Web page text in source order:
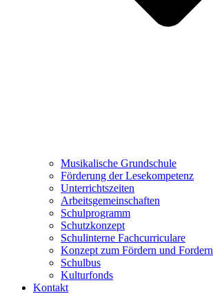
Musikalische Grundschule
Förderung der Lesekompetenz
Unterrichtszeiten
Arbeitsgemeinschaften
Schulprogramm
Schutzkonzept
Schulinterne Fachcurriculare
Konzept zum Fördern und Fordern
Schulbus
Kulturfonds
Kontakt